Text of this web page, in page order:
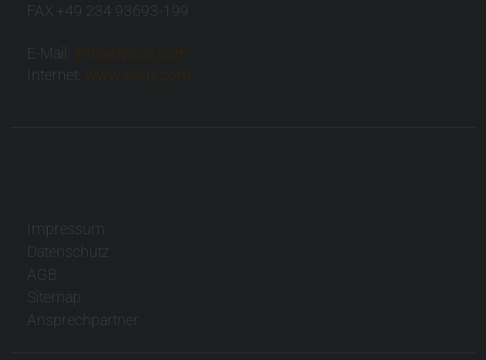
FAX +49 234 93693-199
E-Mail:
info(at)visus.com
Internet:
www.visus.com
Impressum
Datenschutz
AGB
Sitemap
Ansprechpartner